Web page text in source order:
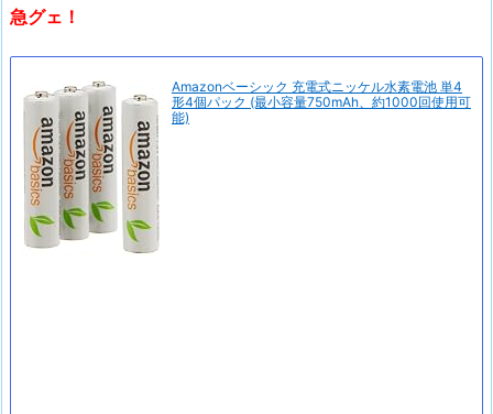
急グェ！
Amazonベーシック 充電式ニッケル水素電池 単4
形4個パック (最小容量750mAh、約1000回使用可
能)